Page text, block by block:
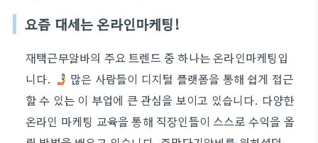
요즘 대세는 온라인마케팅!
재택근무알바의 주요 트렌드 중 하나는 온라인마케팅입
니다.
많은 사람들이 디지털 플랫폼을 통해 쉽게 접근
할 수 있는 이 부업에 큰 관심을 보이고 있습니다. 다양한
온라인 마케팅 교육을 통해 직장인들이 스스로 수익을 올